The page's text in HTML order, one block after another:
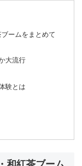
ームをまとめて
大流行
験とは